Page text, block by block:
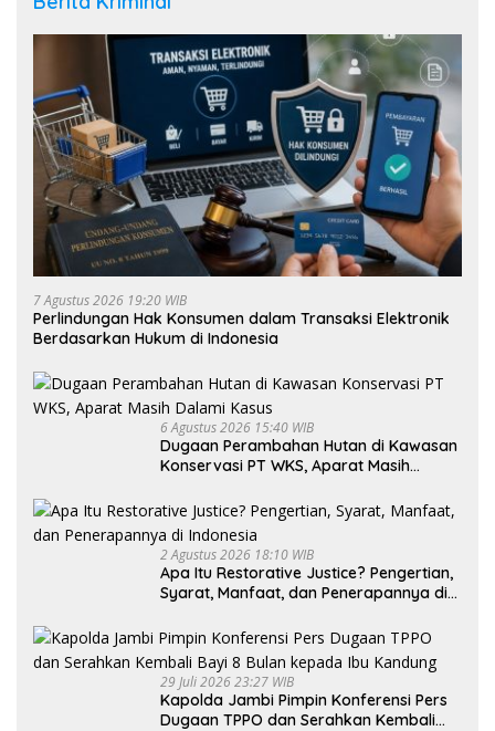
7 Agustus 2026 19:20 WIB
Perlindungan Hak Konsumen dalam Transaksi Elektronik
Berdasarkan Hukum di Indonesia
6 Agustus 2026 15:40 WIB
Dugaan Perambahan Hutan di Kawasan
Konservasi PT WKS, Aparat Masih
2 Agustus 2026 18:10 WIB
Apa Itu Restorative Justice? Pengertian,
Syarat, Manfaat, dan Penerapannya di
29 Juli 2026 23:27 WIB
Kapolda Jambi Pimpin Konferensi Pers
Dugaan TPPO dan Serahkan Kembali